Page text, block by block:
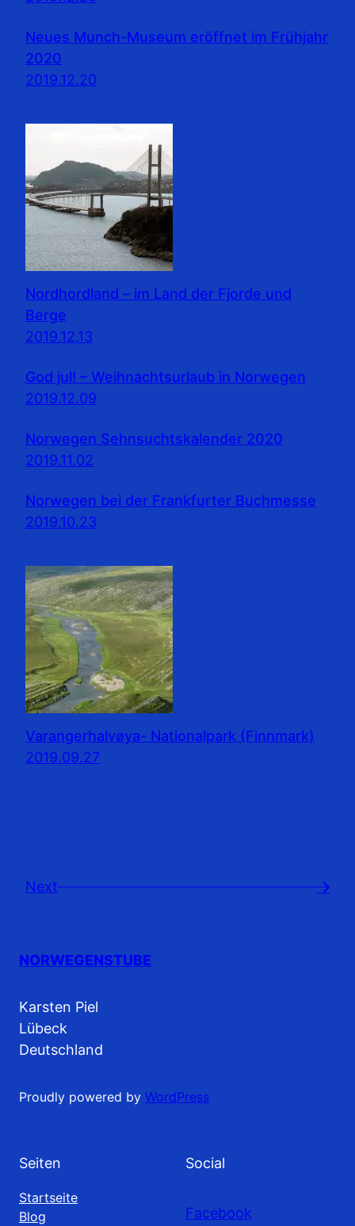
Neues Munch-Museum eröffnet im Frühjahr
2020
2019.12.20
Nordhordland – im Land der Fjorde und
Berge
2019.12.13
God jul! – Weihnachtsurlaub in Norwegen
2019.12.09
Norwegen Sehnsuchtskalender 2020
2019.11.02
Norwegen bei der Frankfurter Buchmesse
2019.10.23
Varangerhalvøya- Nationalpark (Finnmark)
2019.09.27
Next →
NORWEGENSTUBE
Karsten Piel
Lübeck
Deutschland
Proudly powered by WordPress
Seiten
Startseite
Blog
Social
Facebook